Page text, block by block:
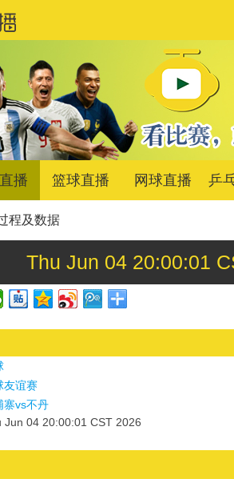
播 篮球直播 网球直播 乒
程及数据
Thu Jun 04 20:00:01
友谊赛
寨vs不丹
Jun 04 20:00:01 CST 2026